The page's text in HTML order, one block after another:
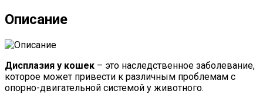
Описание
Дисплазия у кошек – это наследственное заболевание,
которое может привести к различным проблемам с
опорно-двигательной системой у животного.